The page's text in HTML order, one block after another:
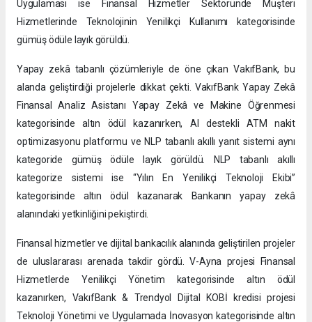
Uygulaması ise Finansal Hizmetler Sektöründe Müşteri
Hizmetlerinde Teknolojinin Yenilikçi Kullanımı kategorisinde
gümüş ödüle layık görüldü.
Yapay zekâ tabanlı çözümleriyle de öne çıkan VakıfBank, bu
alanda geliştirdiği projelerle dikkat çekti. VakıfBank Yapay Zekâ
Finansal Analiz Asistanı Yapay Zekâ ve Makine Öğrenmesi
kategorisinde altın ödül kazanırken, AI destekli ATM nakit
optimizasyonu platformu ve NLP tabanlı akıllı yanıt sistemi aynı
kategoride gümüş ödüle layık görüldü. NLP tabanlı akıllı
kategorize sistemi ise “Yılın En Yenilikçi Teknoloji Ekibi”
kategorisinde altın ödül kazanarak Bankanın yapay zekâ
alanındaki yetkinliğini pekiştirdi.
Finansal hizmetler ve dijital bankacılık alanında geliştirilen projeler
de uluslararası arenada takdir gördü. V-Ayna projesi Finansal
Hizmetlerde Yenilikçi Yönetim kategorisinde altın ödül
kazanırken, VakıfBank & Trendyol Dijital KOBİ kredisi projesi
Teknoloji Yönetimi ve Uygulamada İnovasyon kategorisinde altın